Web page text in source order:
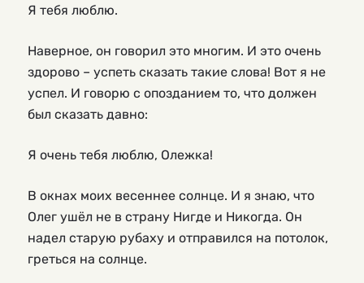
Я тебя люблю.
Наверное, он говорил это многим. И это очень
здорово – успеть сказать такие слова! Вот я не
успел. И говорю с опозданием то, что должен
был сказать давно:
Я очень тебя люблю, Олежка!
В окнах моих весеннее солнце. И я знаю, что
Олег ушёл не в страну Нигде и Никогда. Он
надел старую рубаху и отправился на потолок,
греться на солнце.